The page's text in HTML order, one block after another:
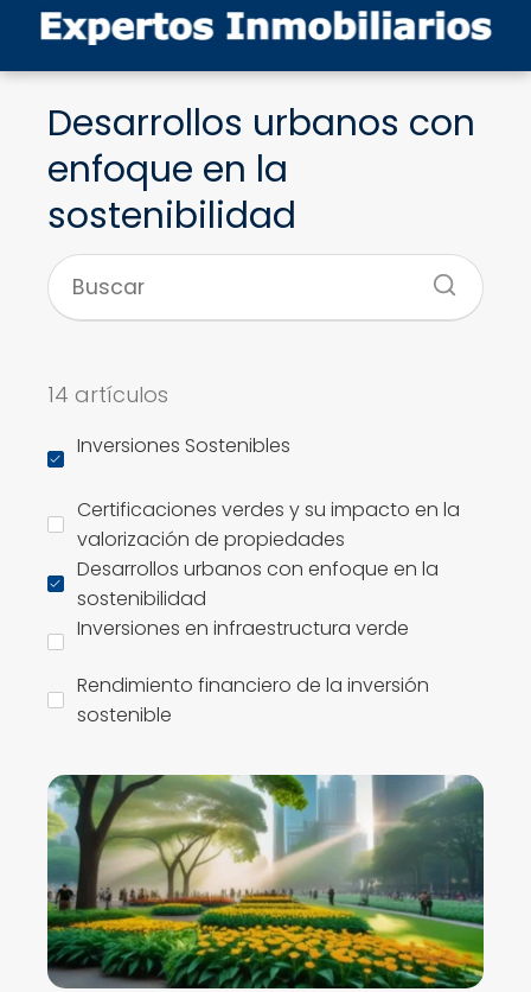
Desarrollos urbanos con
enfoque en la
sostenibilidad
14 artículos
Inversiones Sostenibles
Certificaciones verdes y su impacto en la
valorización de propiedades
Desarrollos urbanos con enfoque en la
sostenibilidad
Inversiones en infraestructura verde
Rendimiento financiero de la inversión
sostenible